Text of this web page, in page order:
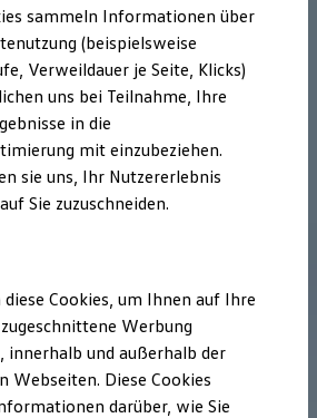
Gewinn
finden
sammeln Informationen über
(beispielsweise
Verweildauer je Seite, Klicks)
uns bei Teilnahme, Ihre
in die
mit einzubeziehen.
sie uns, Ihr Nutzererlebnis
Sie zuzuschneiden.
Cookies, um Ihnen auf Ihre
Werbung
innerhalb und außerhalb der
Webseiten. Diese Cookies
darüber, wie Sie